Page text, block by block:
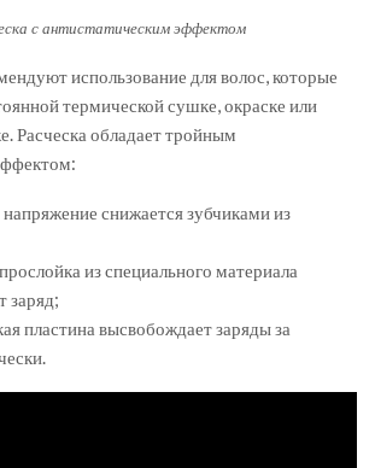
с антистатическим эффектом
использование для волос, которые
термической сушке, окраске или
Расческа обладает тройным
снижается зубчиками из
из специального материала
заряд;
пластина высвобождает заряды за